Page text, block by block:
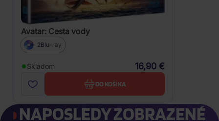
Avatar: Cesta vody
2Blu-ray
Skladom 16,90 €
DO KOŠÍKA
NAPOSLEDY ZOBRAZENÉ